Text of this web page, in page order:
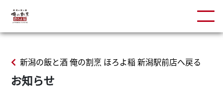
新潟の飯と酒 俺の割烹 ほろよ稲 新潟駅前店へ戻る
お知らせ